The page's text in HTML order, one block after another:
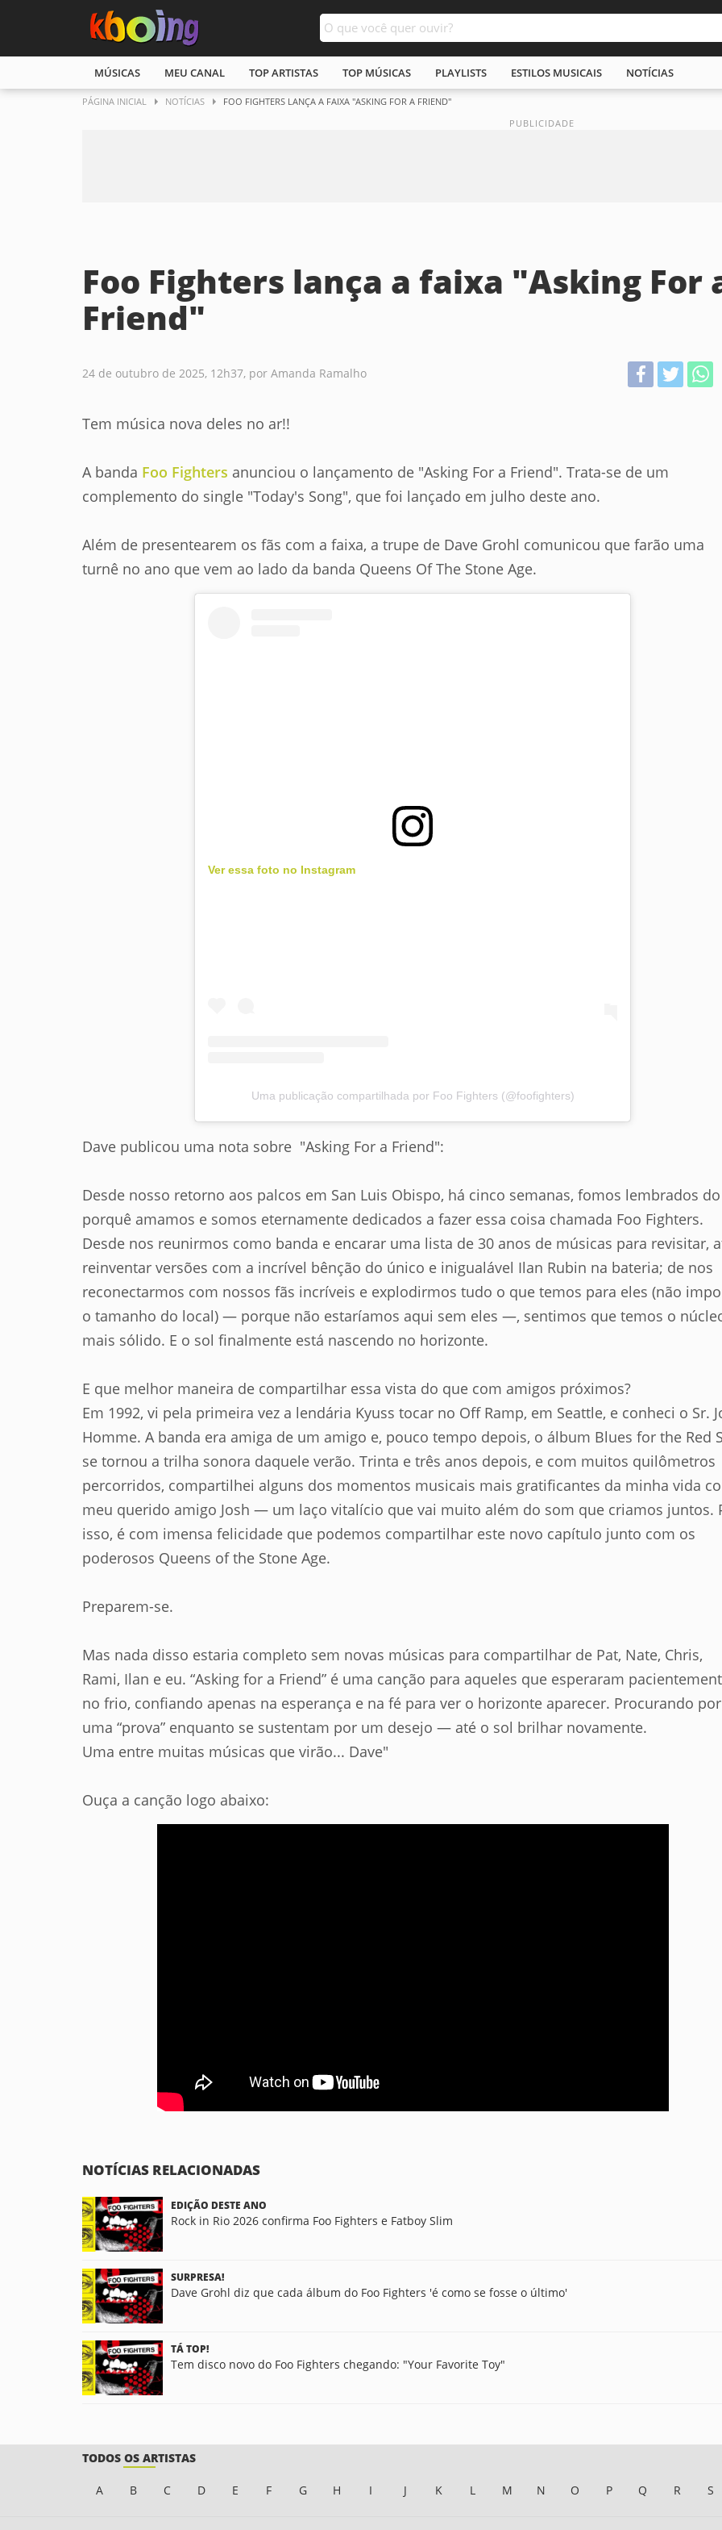
MÚSICAS MEU CANAL TOP ARTISTAS TOP MÚSICAS PLAYLISTS ESTILOS MUSICAIS NOTÍCIAS
PÁGINA INICIAL NOTÍCIAS FOO FIGHTERS LANÇA A FAIXA "ASKING FOR A FRIEND"
Foo Fighters lança a faixa "Asking For
Friend"
24 de outubro de 2025, 12h37, por Amanda Ramalho
Tem música nova deles no ar!!
A banda Foo Fighters anunciou o lançamento de "Asking For a Friend". Trata-se de um
complemento do single "Today's Song", que foi lançado em julho deste ano.
Além de presentearem os fãs com a faixa, a trupe de Dave Grohl comunicou que farão uma
turnê no ano que vem ao lado da banda Queens Of The Stone Age.
Ver essa foto no Instagram
Uma publicação compartilhada por Foo Fighters (@foofighters)
Dave publicou uma nota sobre "Asking For a Friend":
Desde nosso retorno aos palcos em San Luis Obispo, há cinco semanas, fomos lembrados do
porquê amamos e somos eternamente dedicados a fazer essa coisa chamada Foo Fighters.
Desde nos reunirmos como banda e encarar uma lista de 30 anos de músicas para revisitar,
reinventar versões com a incrível bênção do único e inigualável Ilan Rubin na bateria; de nos
reconectarmos com nossos fãs incríveis e explodirmos tudo o que temos para eles (não
o tamanho do local) — porque não estaríamos aqui sem eles —, sentimos que temos o
mais sólido. E o sol finalmente está nascendo no horizonte.
E que melhor maneira de compartilhar essa vista do que com amigos próximos?
Em 1992, vi pela primeira vez a lendária Kyuss tocar no Off Ramp, em Seattle, e conheci o Sr.
Homme. A banda era amiga de um amigo e, pouco tempo depois, o álbum Blues for the Red
se tornou a trilha sonora daquele verão. Trinta e três anos depois, e com muitos quilômetros
percorridos, compartilhei alguns dos momentos musicais mais gratificantes da minha vida
meu querido amigo Josh — um laço vitalício que vai muito além do som que criamos juntos.
isso, é com imensa felicidade que podemos compartilhar este novo capítulo junto com os
poderosos Queens of the Stone Age.
Preparem-se.
Mas nada disso estaria completo sem novas músicas para compartilhar de Pat, Nate, Chris,
Rami, Ilan e eu. “Asking for a Friend” é uma canção para aqueles que esperaram
no frio, confiando apenas na esperança e na fé para ver o horizonte aparecer. Procurando por
uma “prova” enquanto se sustentam por um desejo — até o sol brilhar novamente.
Uma entre muitas músicas que virão... Dave"
Ouça a canção logo abaixo:
NOTÍCIAS RELACIONADAS
EDIÇÃO DESTE ANO
Rock in Rio 2026 confirma Foo Fighters e Fatboy Slim
SURPRESA!
Dave Grohl diz que cada álbum do Foo Fighters 'é como se fosse o último'
TÁ TOP!
Tem disco novo do Foo Fighters chegando: "Your Favorite Toy"
TODOS OS ARTISTAS
A B C D E F G H I J K L M N O P Q R S